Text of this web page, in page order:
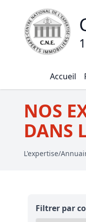
1
Accueil
NOS
DANS
L'expertise/
Filtrer par